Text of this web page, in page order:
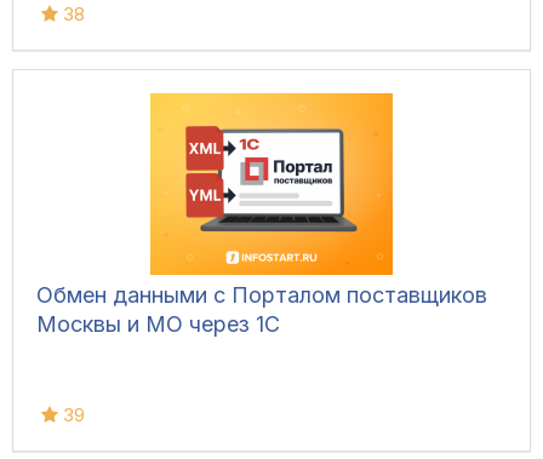
38
Обмен данными с Порталом поставщиков
Москвы и МО через 1С
39